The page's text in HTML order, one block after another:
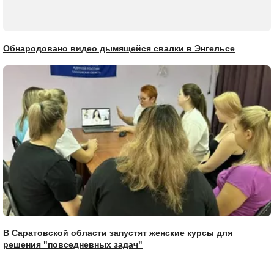
Обнародовано видео дымящейся свалки в Энгельсе
В Саратовской области запустят женские курсы для
решения "повседневных задач"